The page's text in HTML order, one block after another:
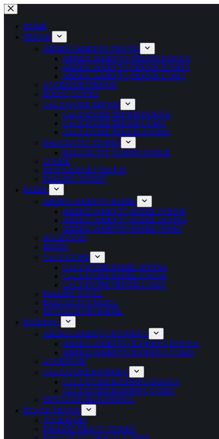
Salta
al
contenutoHOME
TENNIS
ABBIGLIAMENTO TENNIS
ABBIGLIAMENTO TENNIS DONNA
ABBIGLIAMENTO TENNIS JUNIOR
ABBIGLIAMENTO TENNIS UOMO
ACCESSORI TENNIS
BORSE TENNIS
CALZATURE TENNIS
CALZATURE TENNIS DONNA
CALZATURE TENNIS UOMO
CALZATURE TENNIS JUNIOR
RACCHETTE TENNIS
RACCHETTE TENNIS JUNIOR
CORDE
INTEGRATORI TENNIS
PALLINE TENNIS
PADEL
ABBIGLIAMENTO PADEL
ABBIGLIAMENTO PADEL JUNIOR
ABBIGLIAMENTO PADEL DONNA
ABBIGLIAMENTO PADEL UOMO
ACCESSORI
BORSE
CALZATURE
CALZATURE PADEL DONNA
CALZATURE PADEL JUNIOR
CALZATURE TENNIS UOMO
PALLINE PADEL
RACCHETTA PADEL
INTEGRATORI PADEL
RUNNING
ABBIGLIAMENTO RUNNING
ABBIGLIAMENTO RUNNING DONNA
ABBIGLIAMENTO RUNNING UOMO
ACCESSORI
CALZATURE RUNNING
CALZATURE RUNNING DONNA
CALZATURE RUNNING UOMO
INTEGRATORI RUNNING
BEACH TENNIS
ACCESSORI
PALLINE BEACH TENNIS